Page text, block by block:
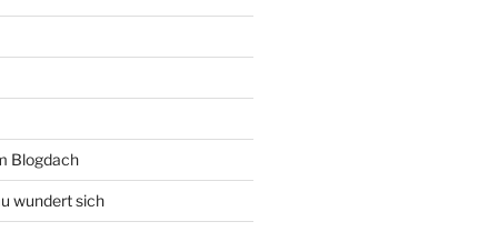
Blogdach
wundert sich